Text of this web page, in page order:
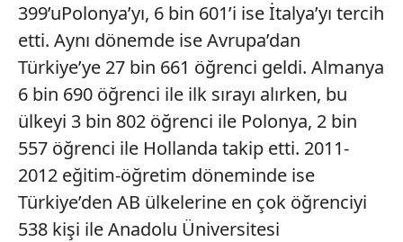
399’uPolonya’yı, 6 bin 601’i ise İtalya’yı tercih
etti. Aynı dönemde ise Avrupa’dan
Türkiye’ye 27 bin 661 öğrenci geldi. Almanya
6 bin 690 öğrenci ile ilk sırayı alırken, bu
ülkeyi 3 bin 802 öğrenci ile Polonya, 2 bin
557 öğrenci ile Hollanda takip etti. 2011-
2012 eğitim-öğretim döneminde ise
Türkiye’den AB ülkelerine en çok öğrenciyi
538 kişi ile Anadolu Üniversitesi